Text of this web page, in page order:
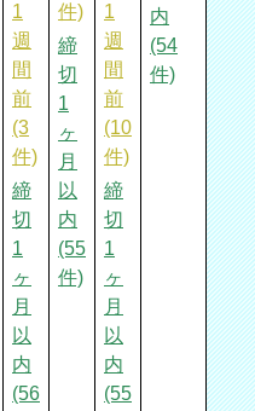
1
週
間
前
(3
件)
締
切
1
ヶ
月
以
内
(56
件)
締
切
1
ヶ
月
以
内
(55
件)
1
週
間
前
(10
件)
締
切
1
ヶ
月
以
内
(55
内
(54
件)